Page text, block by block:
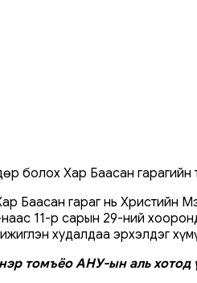
болох Хар Баасан
Баасан гараг нь Христийн
11-р сарын 29-ний
худалдаа эрхэлдэг
томъёо АНУ-ын аль хотод